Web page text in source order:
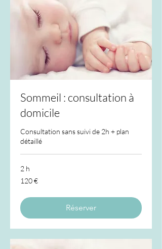
Sommeil : consultation à
domicile
Consultation sans suivi de 2h + plan
détaillé
2 h
120
euros
120 €
Réserver